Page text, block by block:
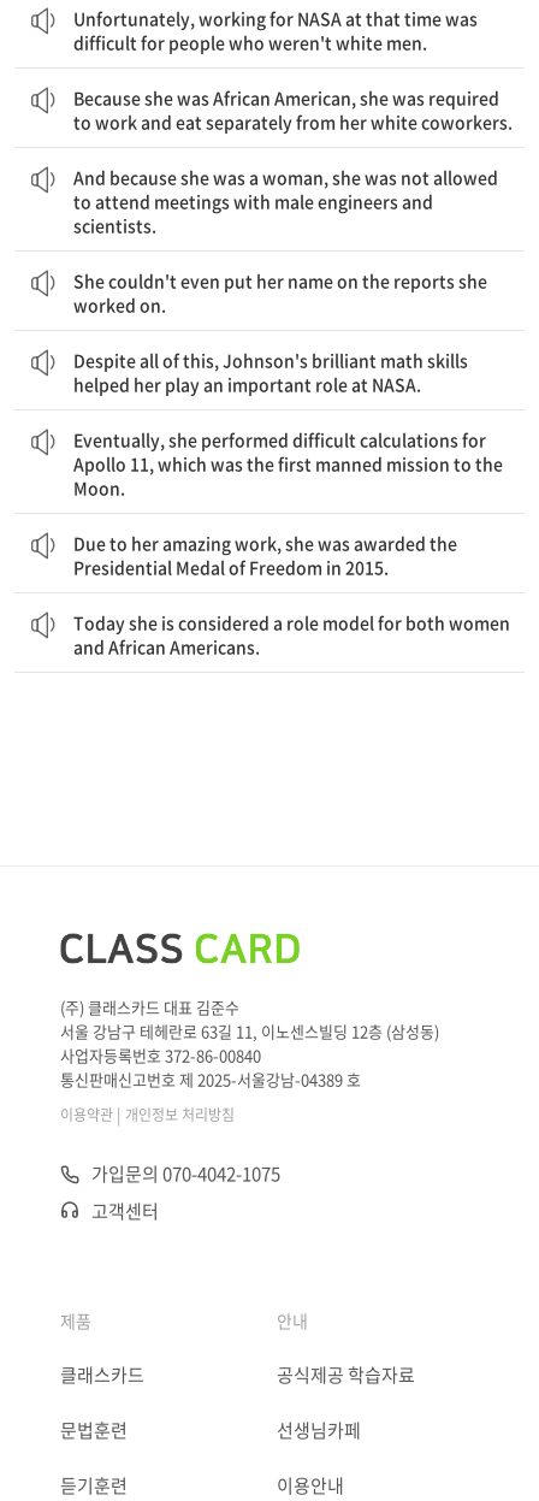
Unfortunately, working for NASA at that time was
difficult for people who weren't white men.
Because she was African American, she was required
to work and eat separately from her white coworkers.
And because she was a woman, she was not allowed
to attend meetings with male engineers and
scientists.
She couldn't even put her name on the reports she
worked on.
Despite all of this, Johnson's brilliant math skills
helped her play an important role at NASA.
Eventually, she performed difficult calculations for
Apollo 11, which was the first manned mission to the
Moon.
Due to her amazing work, she was awarded the
Presidential Medal of Freedom in 2015.
Today she is considered a role model for both women
and African Americans.
(주) 클래스카드 대표 김준수
서울 강남구 테헤란로 63길 11, 이노센스빌딩 12층 (삼성동)
사업자등록번호 372-86-00840
통신판매신고번호 제 2025-서울강남-04389 호
이용약관 | 개인정보 처리방침
가입문의 070-4042-1075
고객센터
제품
클래스카드
문법훈련
듣기훈련
안내
공식제공 학습자료
선생님카페
이용안내